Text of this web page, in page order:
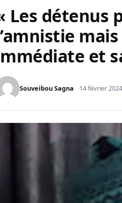
Les détenus
et
Souveibou Sagna 14 février 2024